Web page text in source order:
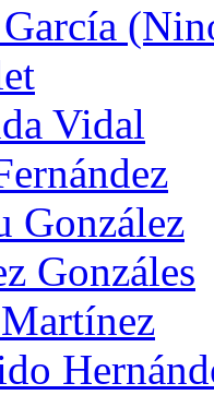
Vidal
González
Gonzáles